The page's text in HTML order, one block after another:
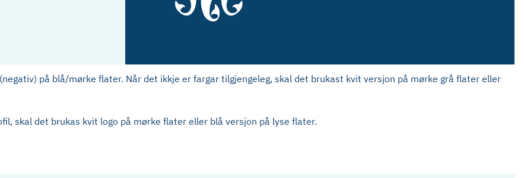
på blå/mørke flater. Når det ikkje er fargar tilgjengeleg, skal det brukast kvit versjon på mørke grå flater eller
skal det brukas kvit logo på mørke flater eller blå versjon på lyse flater.